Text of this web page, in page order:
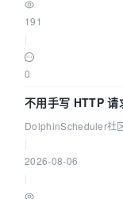
191
0
不用手写 HTTP
两分钟上手
DolphinScheduler社
2026-08-06